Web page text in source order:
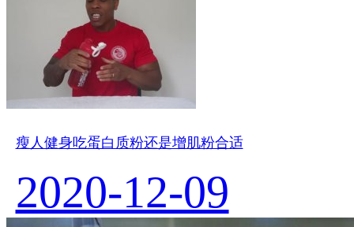
瘦人健身吃蛋白质粉还是增肌粉合适
2020-12-09